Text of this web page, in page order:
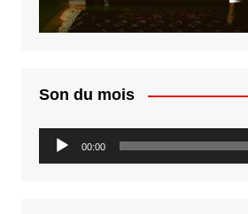
Son du mois
Lecteur
audio
00:00